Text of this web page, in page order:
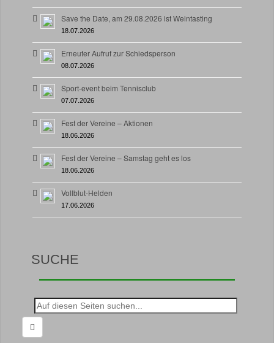
Save the Date, am 29.08.2026 ist Weintasting
18.07.2026
Erneuter Aufruf zur Schiedsperson
08.07.2026
Sport-event beim Tennisclub
07.07.2026
Fest der Vereine – Aktionen
18.06.2026
Fest der Vereine – Samstag geht es los
18.06.2026
Vollblut-Helden
17.06.2026
SUCHE
Suche
nach: